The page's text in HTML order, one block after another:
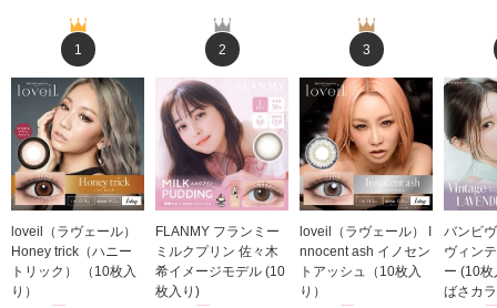
1
loveil（ラヴェール）
Honey trick（ハニー
トリック） （10枚入
り）
2
FLANMY フランミー
ミルクプリン 佐々木
希イメージモデル (10
枚入り)
3
loveil（ラヴェール） I
nnocent ash イノセン
トアッシュ（10枚入
り）
バンビ
ヴィン
ー (10
ばさカ